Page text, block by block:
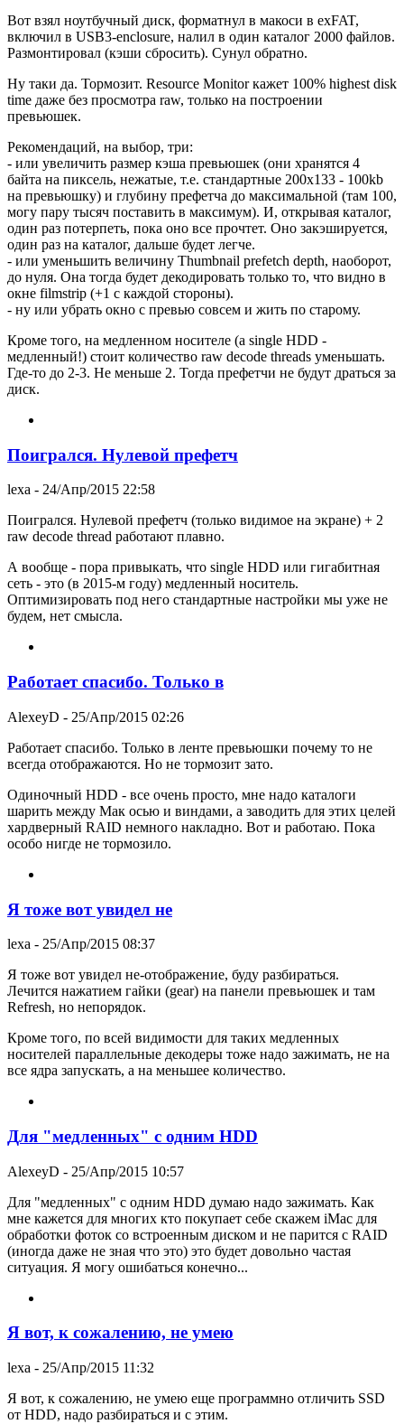
Вот взял ноутбучный диск, форматнул в макоси в exFAT,
включил в USB3-enclosure, налил в один каталог 2000 файлов.
Размонтировал (кэши сбросить). Сунул обратно.
Ну таки да. Тормозит. Resource Monitor кажет 100% highest disk
time даже без просмотра raw, только на построении
превьюшек.
Рекомендаций, на выбор, три:
- или увеличить размер кэша превьюшек (они хранятся 4
байта на пиксель, нежатые, т.е. стандартные 200x133 - 100kb
на превьюшку) и глубину префетча до максимальной (там 100,
могу пару тысяч поставить в максимум). И, открывая каталог,
один раз потерпеть, пока оно все прочтет. Оно закэшируется,
один раз на каталог, дальше будет легче.
- или уменьшить величину Thumbnail prefetch depth, наоборот,
до нуля. Она тогда будет декодировать только то, что видно в
окне filmstrip (+1 с каждой стороны).
- ну или убрать окно с превью совсем и жить по старому.
Кроме того, на медленном носителе (а single HDD -
медленный!) стоит количество raw decode threads уменьшать.
Где-то до 2-3. Не меньше 2. Тогда префетчи не будут драться за
диск.
Поигрался. Нулевой префетч
lexa - 24/Апр/2015 22:58
Поигрался. Нулевой префетч (только видимое на экране) + 2
raw decode thread работают плавно.
А вообще - пора привыкать, что single HDD или гигабитная
сеть - это (в 2015-м году) медленный носитель.
Оптимизировать под него стандартные настройки мы уже не
будем, нет смысла.
Работает спасибо. Только в
AlexeyD - 25/Апр/2015 02:26
Работает спасибо. Только в ленте превьюшки почему то не
всегда отображаются. Но не тормозит зато.
Одиночный HDD - все очень просто, мне надо каталоги
шарить между Мак осью и виндами, а заводить для этих целей
хардверный RAID немного накладно. Вот и работаю. Пока
особо нигде не тормозило.
Я тоже вот увидел не
lexa - 25/Апр/2015 08:37
Я тоже вот увидел не-отображение, буду разбираться.
Лечится нажатием гайки (gear) на панели превьюшек и там
Refresh, но непорядок.
Кроме того, по всей видимости для таких медленных
носителей параллельные декодеры тоже надо зажимать, не на
все ядра запускать, а на меньшее количество.
Для "медленных" с одним HDD
AlexeyD - 25/Апр/2015 10:57
Для "медленных" с одним HDD думаю надо зажимать. Как
мне кажется для многих кто покупает себе скажем iMac для
обработки фоток со встроенным диском и не парится с RAID
(иногда даже не зная что это) это будет довольно частая
ситуация. Я могу ошибаться конечно...
Я вот, к сожалению, не умею
lexa - 25/Апр/2015 11:32
Я вот, к сожалению, не умею еще программно отличить SSD
от HDD, надо разбираться и с этим.